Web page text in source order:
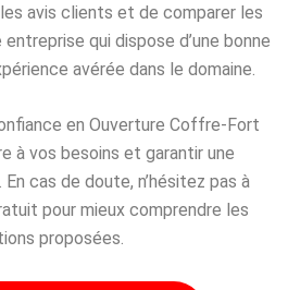
avis clients et de comparer les
qui dispose d’une bonne
avérée dans le domaine.
en Ouverture Coffre-Fort
à vos besoins et garantir une
cas de doute, n’hésitez pas à
pour mieux comprendre les
proposées.